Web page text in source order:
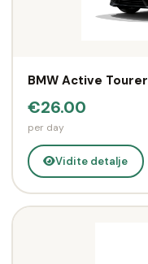
BMW Active Tourer
€26.00
per day
Vidite detalje